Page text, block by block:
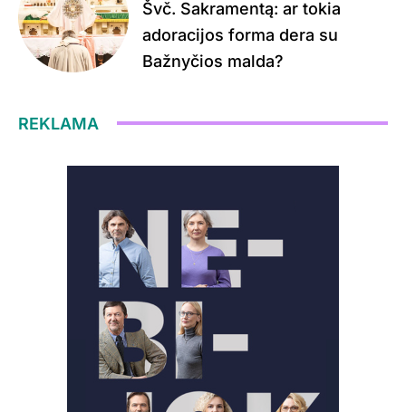
Švč. Sakramentą: ar tokia
adoracijos forma dera su
Bažnyčios malda?
REKLAMA